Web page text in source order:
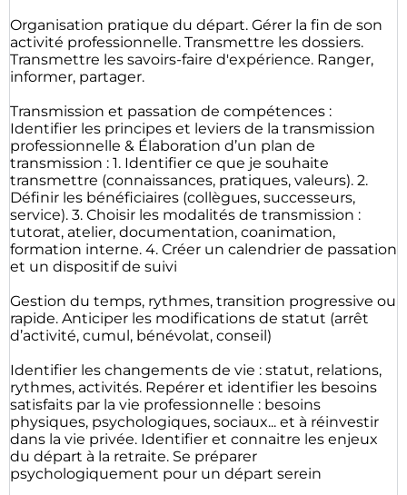
Organisation pratique du départ. Gérer la fin de son
activité professionnelle. Transmettre les dossiers.
Transmettre les savoirs-faire d'expérience. Ranger,
informer, partager.
Transmission et passation de compétences :
Identifier les principes et leviers de la transmission
professionnelle & Élaboration d’un plan de
transmission : 1. Identifier ce que je souhaite
transmettre (connaissances, pratiques, valeurs). 2.
Définir les bénéficiaires (collègues, successeurs,
service). 3. Choisir les modalités de transmission :
tutorat, atelier, documentation, coanimation,
formation interne. 4. Créer un calendrier de passation
et un dispositif de suivi
Gestion du temps, rythmes, transition progressive ou
rapide. Anticiper les modifications de statut (arrêt
d’activité, cumul, bénévolat, conseil)
Identifier les changements de vie : statut, relations,
rythmes, activités. Repérer et identifier les besoins
satisfaits par la vie professionnelle : besoins
physiques, psychologiques, sociaux... et à réinvestir
dans la vie privée. Identifier et connaitre les enjeux
du départ à la retraite. Se préparer
psychologiquement pour un départ serein